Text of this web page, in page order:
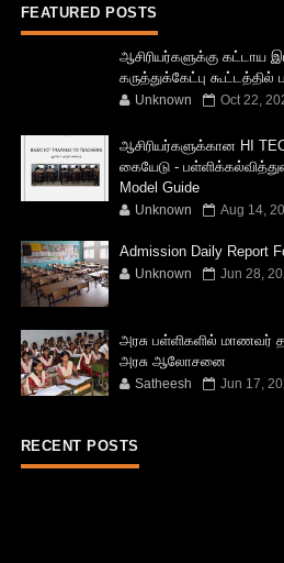
FEATURED POSTS
ஆசிரியர்களுக்கு கட்டாய
கருத்துக்கேட்பு
Unknown Oct 22,
ஆசிரியர்களுக்கான HI
கையேடு -
Model Guide
Unknown Aug 14,
Admission Daily Report
Unknown Jun 28,
அரசு பள்ளிகளில் மாணவர்
அரசு ஆலோசனை
Satheesh Jun 17,
RECENT POSTS